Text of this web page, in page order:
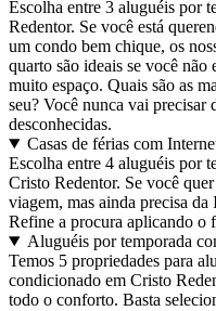
Escolha entre 3 aluguéis por
Redentor. Se você está
um condo bem chique, os
quarto são ideais se você
muito espaço. Quais são as
seu? Você nunca vai precisar
desconhecidas.
Casas de férias com
Escolha entre 4 aluguéis por
Cristo Redentor. Se você
viagem, mas ainda precisa da
Refine a procura aplicando
Aluguéis por temporada
Temos 5 propriedades para
condicionado em Cristo
todo o conforto. Basta